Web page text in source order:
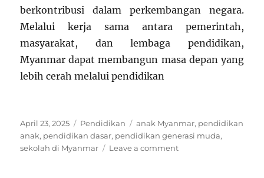
berkontribusi dalam perkembangan negara.
Melalui kerja sama antara pemerintah,
masyarakat, dan lembaga pendidikan,
Myanmar dapat membangun masa depan yang
lebih cerah melalui pendidikan
Posted
on
April 23, 2025 Categories
Pendidikan Tags
anak Myanmar, pendidikan
anak, pendidikan dasar, pendidikan generasi muda,
sekolah di Myanmar
Leave a commenton